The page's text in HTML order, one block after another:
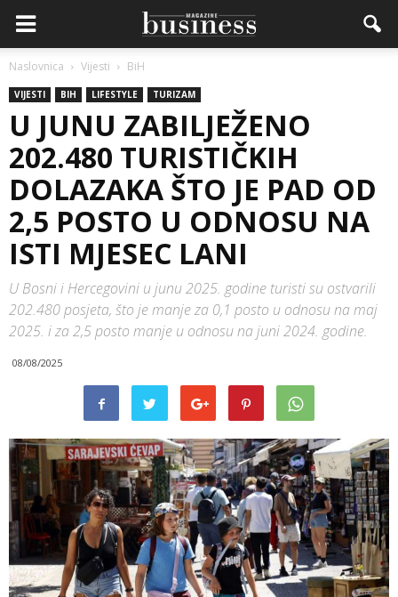
Naslovnica Vijesti BiH
VIJESTI BIH LIFESTYLE TURIZAM
U JUNU ZABILJEŽENO
202.480 TURISTIČKIH
DOLAZAKA ŠTO JE PAD OD
2,5 POSTO U ODNOSU NA
ISTI MJESEC LANI
U Bosni i Hercegovini u junu 2025. godine turisti su ostvarili
202.480 posjeta, što je manje za 0,1 posto u odnosu na maj
2025. i za 2,5 posto manje u odnosu na juni 2024. godine.
08/08/2025